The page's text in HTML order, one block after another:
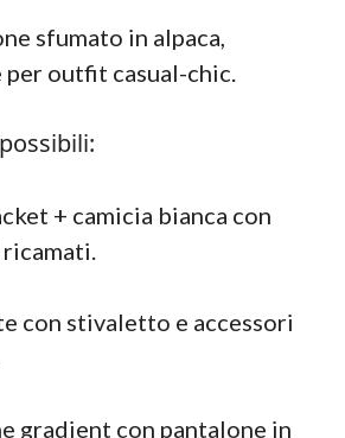
sfumato in alpaca,
per outfit casual-chic.
+ camicia bianca con
con stivaletto e accessori
gradient con pantalone in